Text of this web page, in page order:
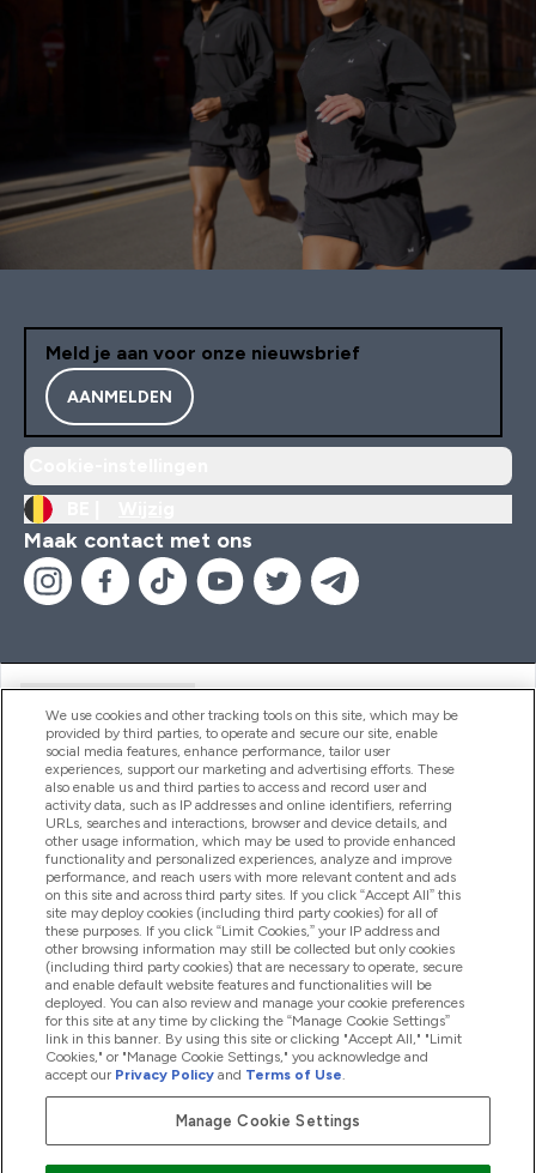
Meld je aan voor onze nieuwsbrief
AANMELDEN
Maak contact met ons
Producten
Company Information
Loyalty & Rewards
2026 The Hut.com Ltd
Betaal met
We use cookies and other tracking tools on this site, which may be
provided by third parties, to operate and secure our site, enable
social media features, enhance performance, tailor user
experiences, support our marketing and advertising efforts. These
also enable us and third parties to access and record user and
activity data, such as IP addresses and online identifiers, referring
URLs, searches and interactions, browser and device details, and
other usage information, which may be used to provide enhanced
functionality and personalized experiences, analyze and improve
performance, and reach users with more relevant content and ads
on this site and across third party sites. If you click “Accept All” this
site may deploy cookies (including third party cookies) for all of
these purposes. If you click “Limit Cookies,” your IP address and
other browsing information may still be collected but only cookies
(including third party cookies) that are necessary to operate, secure
and enable default website features and functionalities will be
deployed. You can also review and manage your cookie preferences
for this site at any time by clicking the “Manage Cookie Settings”
link in this banner. By using this site or clicking "Accept All," "Limit
Cookies," or "Manage Cookie Settings," you acknowledge and
accept our Privacy Policy and Terms of Use.
Manage Cookie Settings